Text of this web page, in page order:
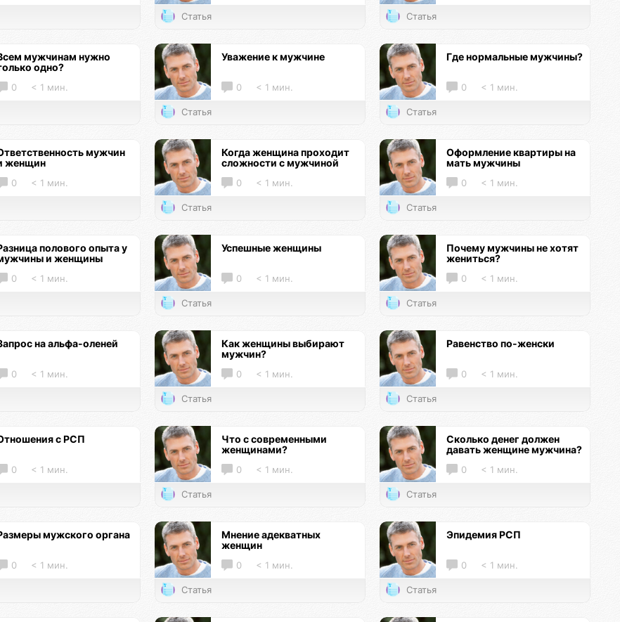
Статья Статья
мужчинам нужно
одно?
0 < 1 мин.
Уважение к мужчине
0 < 1 мин.
Статья
Где нормальные мужчины?
0 < 1 мин.
Статья
мужчин
женщин
0 < 1 мин.
Когда женщина проходит
сложности с мужчиной
0 < 1 мин.
Статья
Оформление квартиры на
мать мужчины
0 < 1 мин.
Статья
полового опыта у
и женщины
0 < 1 мин.
Успешные женщины
0 < 1 мин.
Статья
Почему мужчины не хотят
жениться?
0 < 1 мин.
Статья
на альфа-оленей
0 < 1 мин.
Как женщины выбирают
мужчин?
0 < 1 мин.
Статья
Равенство по-женски
0 < 1 мин.
Статья
с РСП
0 < 1 мин.
Что с современными
женщинами?
0 < 1 мин.
Статья
Сколько денег должен
давать женщине мужчина?
0 < 1 мин.
Статья
мужского органа
0 < 1 мин.
Мнение адекватных
женщин
0 < 1 мин.
Статья
Эпидемия РСП
0 < 1 мин.
Статья